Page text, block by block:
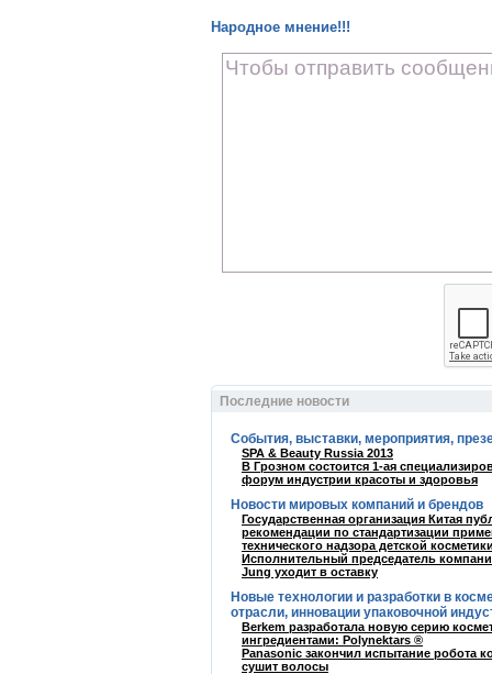
Народное мнение!!!
Последние новости
События, выставки, мероприятия,
SPA & Beauty Russia 2013
В Грозном состоится 1-ая
форум индустрии красоты и здоровья
Новости мировых компаний и брендов
Государственная организация Китая
рекомендации по стандартизации
технического надзора детской
Исполнительный председатель
Jung уходит в оставку
Новые технологии и разработки в
отрасли, инновации упаковочной
Berkem разработала новую серию
ингредиентами: Polynektars ®
Panasonic закончил испытание робота
сушит волосы